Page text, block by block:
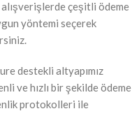
alışverişlerde çeşitli ödeme
yöntemi seçerek
destekli altyapımız
ve hızlı bir şekilde ödeme
protokolleri ile